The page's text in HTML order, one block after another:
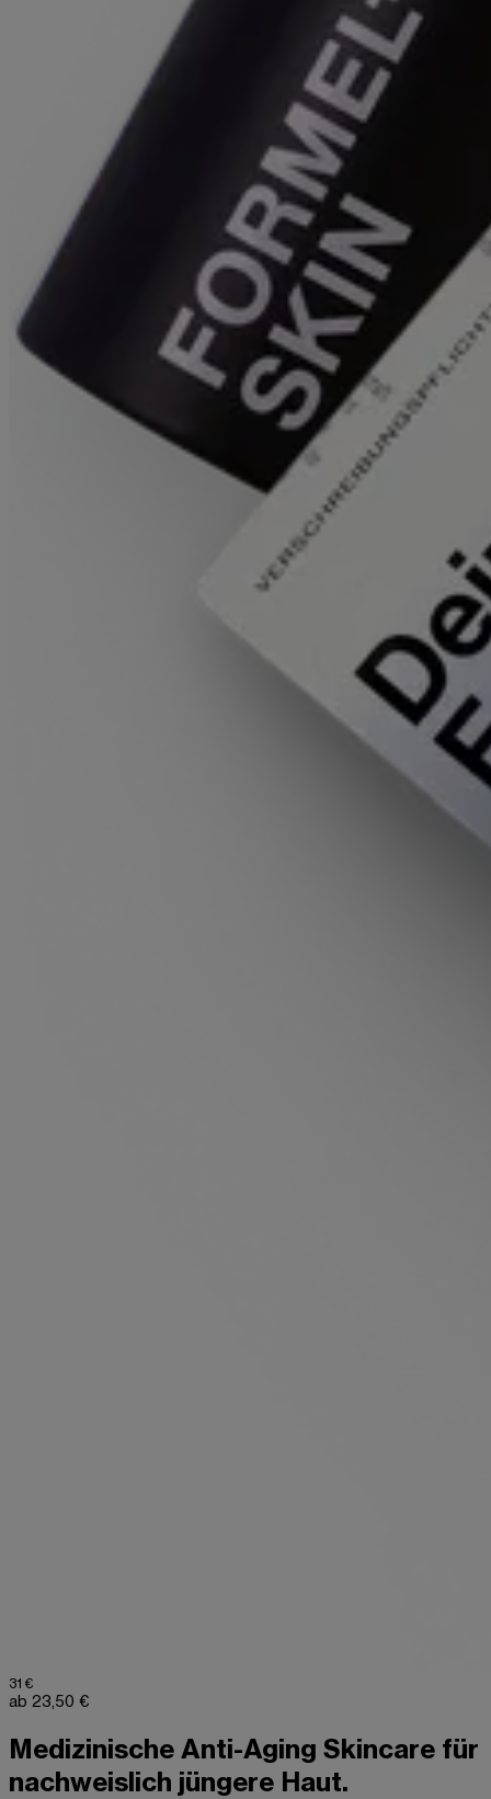
31 €
ab 23,50 €
Medizinische Anti-Aging Skincare für
nachweislich jüngere Haut.